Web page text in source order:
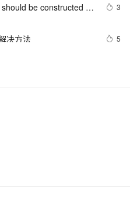
be constructed
3
决方法 5
）----云函数，就这
风处理小程序
了吗？
己的"小程序测试工